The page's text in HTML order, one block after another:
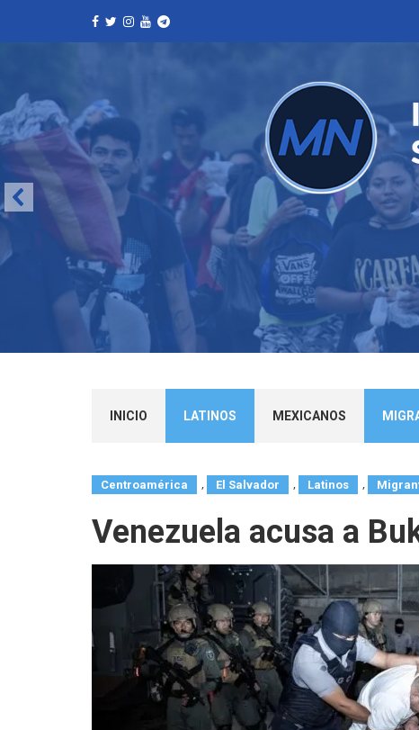
INICIO LATINOS MEXICANOS
Centroamérica , El Salvador , Latinos ,
Venezuela acusa a